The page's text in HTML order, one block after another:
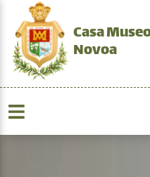
Casa
Novoa